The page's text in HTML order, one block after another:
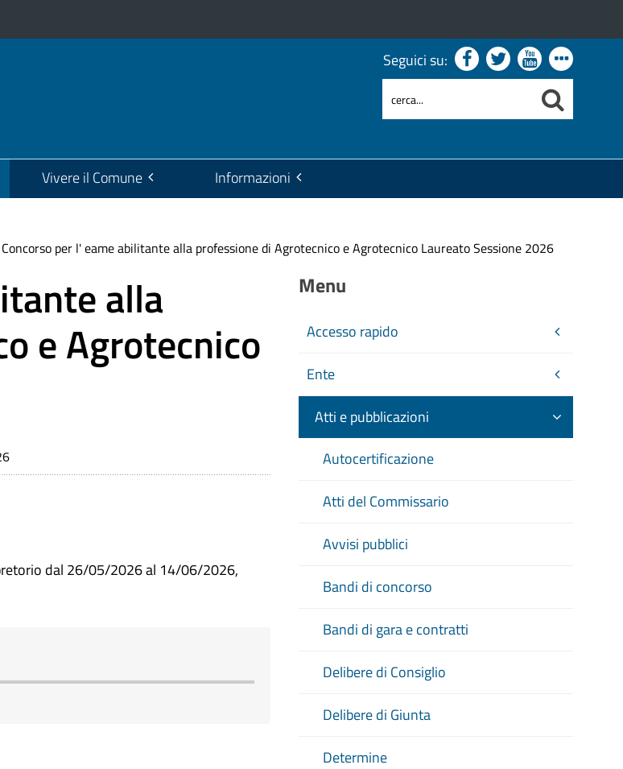
Seguici su:
Vivere il Comune Informazioni
Concorso per l' eame abilitante alla professione di Agrotecnico e Agrotecnico Laureato Sessione 2026
alla
e Agrotecnico
dal 26/05/2026 al 14/06/2026,
Menu
Accesso rapido
Ente
Atti e pubblicazioni
Autocertificazione
Atti del Commissario
Avvisi pubblici
Bandi di concorso
Bandi di gara e contratti
Delibere di Consiglio
Delibere di Giunta
Determine